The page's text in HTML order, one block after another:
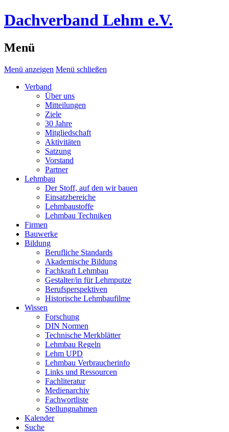
Dachverband Lehm e.V.
Menü
Menü anzeigen Menü schließen
Verband
Über uns
Mitteilungen
Ziele
30 Jahre
Mitgliedschaft
Aktivitäten
Satzung
Vorstand
Partner
Lehmbau
Der Stoff, auf den wir bauen
Einsatzbereiche
Lehmbaustoffe
Lehmbau Techniken
Firmen
Bauwerke
Bildung
Berufliche Standards
Akademische Bildung
Fachkraft Lehmbau
Gestalter/in für Lehmputze
Berufsperspektiven
Historische Lehmbaufilme
Wissen
Forschung
DIN Normen
Technische Merkblätter
Lehmbau Regeln
Lehm UPD
Lehmbau Verbraucherinfo
Links und Ressourcen
Fachliteratur
Medienarchiv
Fachwortliste
Stellungnahmen
Kalender
Suche